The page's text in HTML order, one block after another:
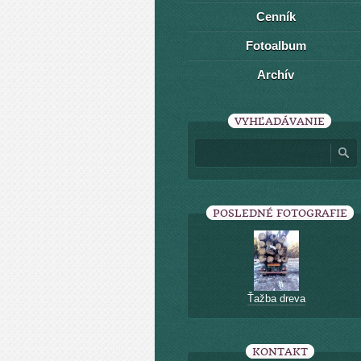
Cenník
Fotoalbum
Archív
VYHĽADÁVANIE
POSLEDNÉ FOTOGRAFIE
Ťažba dreva
KONTAKT